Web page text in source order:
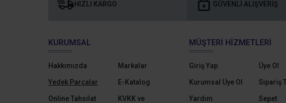
HIZLI KARGO GÜVENLI ALIŞVERIŞ
KURUMSAL
Hakkımızda Markalar
Yedek Parçalar E-Katalog
Online Tahsilat KVKK ve
MÜŞTERI HIZMETLERI
Giriş Yap Üye Ol
Kurumsal Üye Ol Sipariş
Yardım Sepet